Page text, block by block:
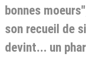
bonnes
son recueil de
devint... un